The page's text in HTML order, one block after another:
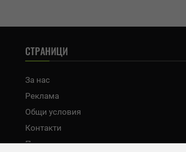
СТРАНИЦИ
За нас
Реклама
Общи условия
Контакти
Политика за поверителност